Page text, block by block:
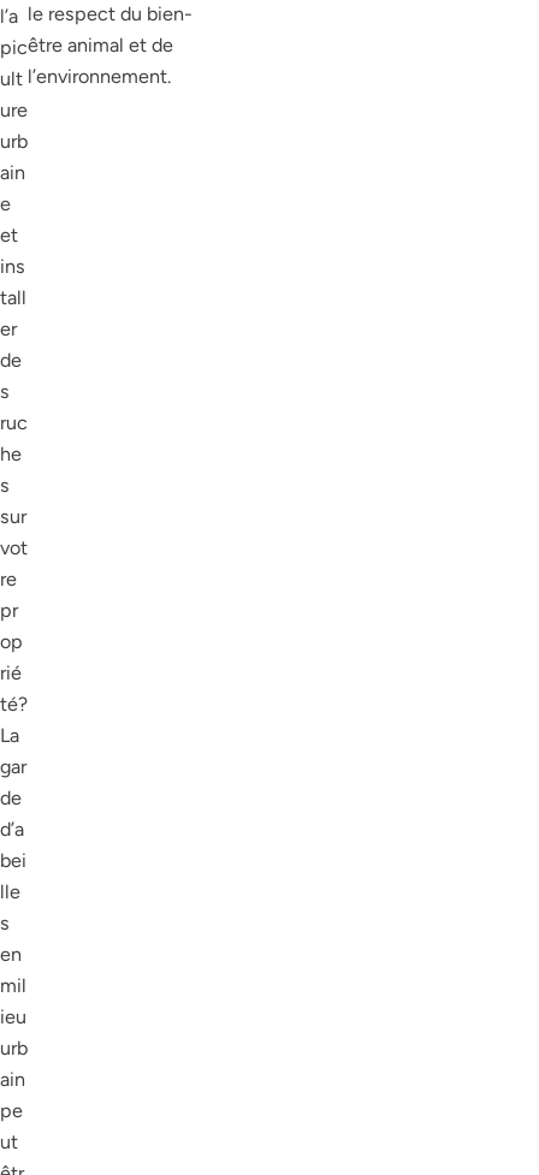
l’a
pic
ult
ure
urb
ain
e
et
ins
tall
er
de
s
ruc
he
s
sur
vot
re
pr
op
rié
té?
La
gar
de
d’a
bei
lle
s
en
mil
ieu
urb
ain
pe
ut
le respect du bien-
être animal et de
l’environnement.